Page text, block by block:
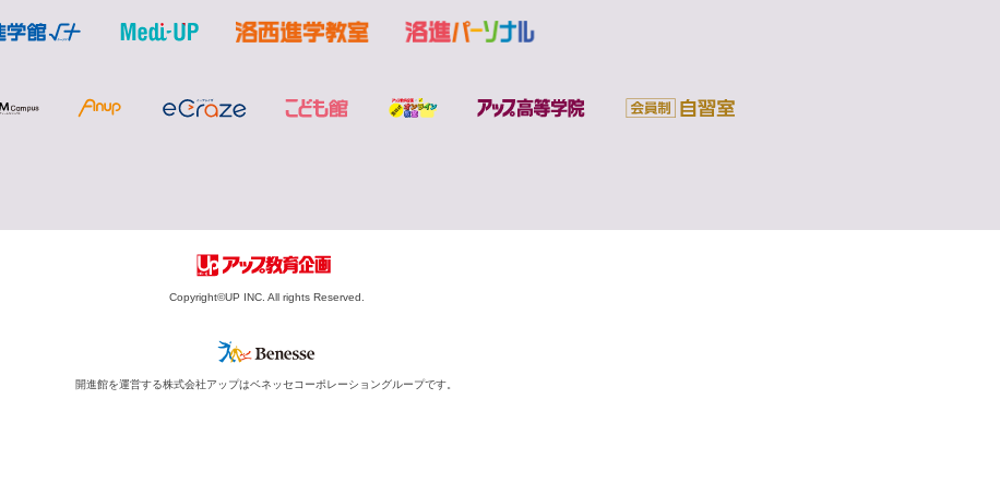
Copyright©︎UP INC. All rights Reserved.
開進館を運営する株式会社アップはベネッセコーポレーショングループです。